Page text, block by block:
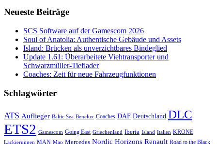
Neueste Beiträge
SCS Software auf der Gamescom 2026
Soul of Anatolia: Authentische Gebäude und Assets
Island: Brücken als unverzichtbares Bindeglied
Update 1.61: Überarbeitete Viehtransporter und
Schwarzmüller-Tieflader
Coaches: Zeit für neue Fahrzeugfunktionen
Schlagwörter
ATS Auflieger Baltic Sea Benelux Coaches DAF Deutschland DLC
ETS2 Gamescom Going East Griechenland Iberia Island Italien KRONE
Lackierungen MAN Map Mercedes Nordic Horizons Renault Road to the Black